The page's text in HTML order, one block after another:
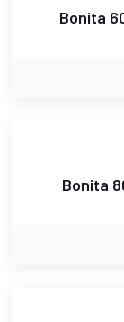
Bonita
Bonita